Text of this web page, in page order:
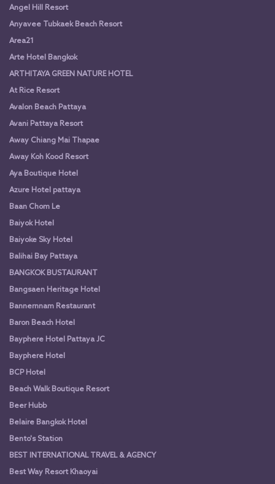
Angel Hill Resort
Anyavee Tubkaek Beach Resort
Area21
Arte Hotel Bangkok
ARTHITAYA GREEN NATURE HOTEL
At Rice Resort
Avalon Beach Pattaya
Avani Pattaya Resort
Away Chiang Mai Thapae
Away Koh Kood Resort
Aya Boutique Hotel
Azure Hotel pattaya
Baan Chom Le
Baiyok Hotel
Baiyoke Sky Hotel
Balihai Bay Pattaya
BANGKOK BUSTAURANT
Bangsaen Heritage Hotel
Bannernnam Restaurant
Baron Beach Hotel
Bayphere Hotel Pattaya JC
Bayphere Hotel
BCP Hotel
Beach Walk Boutique Resort
Beer Hubb
Belaire Bangkok Hotel
Bento's Station
BEST INTERNATIONAL TRAVEL & AGENCY
Best Way Resort Khaoyai